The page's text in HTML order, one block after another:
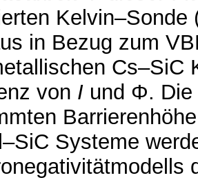
in Bezug zum
Cs–SiC
von I und Φ. Die
Systeme